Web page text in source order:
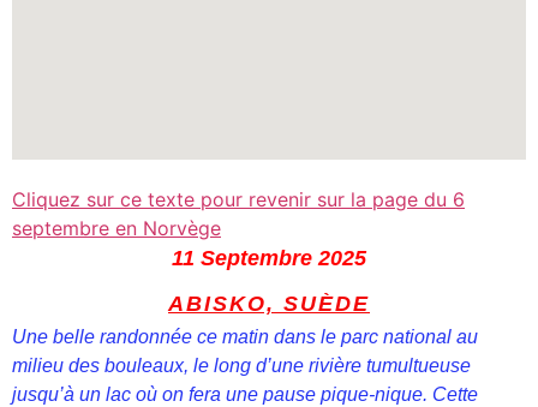
Cliquez sur ce texte pour revenir sur la page du 6
septembre en Norvège
11 Septembre 2025
ABISKO, SUÈDE
Une belle randonnée ce matin dans le parc national au
milieu des bouleaux, le long d’une rivière tumultueuse
jusqu’à un lac où on fera une pause pique-nique. Cette